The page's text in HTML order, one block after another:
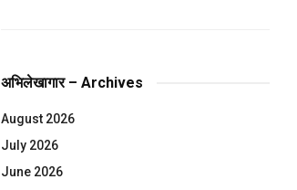
अभिलेखागार – Archives
August 2026
July 2026
June 2026